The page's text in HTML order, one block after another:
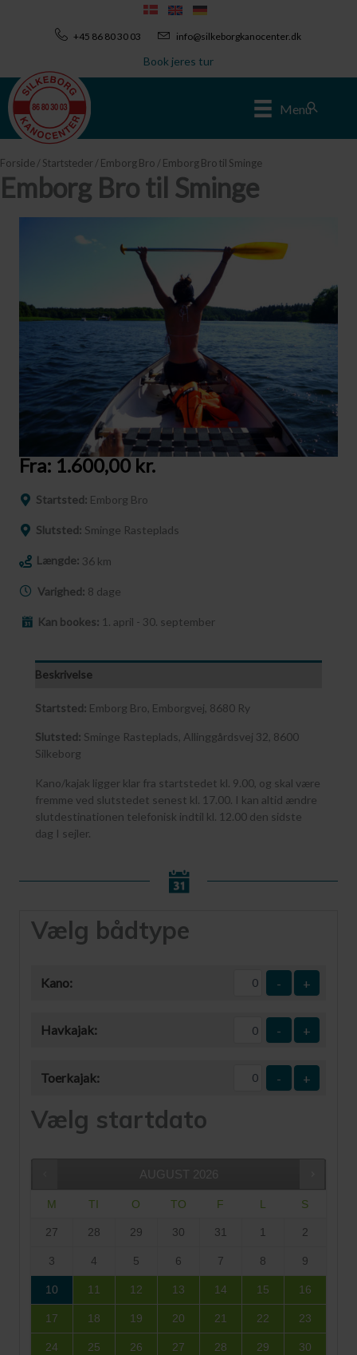
+45 86 80 30 03 info@silkeborgkanocenter.dk
Book jeres tur
Menu
Forside/ Startsteder / Emborg Bro / Emborg Bro til Sminge
Emborg Bro til Sminge
Fra: 1.600,00 kr.
Startsted: Emborg Bro
Slutsted: Sminge Rasteplads
Længde: 36 km
Varighed: 8 dage
Kan bookes: 1. april - 30. september
Beskrivelse
Startsted: Emborg Bro, Emborgvej, 8680 Ry
Slutsted: Sminge Rasteplads, Allinggårdsvej 32, 8600
Silkeborg
Kano/kajak ligger klar fra startstedet kl. 9.00, og skal være
fremme ved slutstedet senest kl. 17.00. I kan altid ændre
slutdestinationen telefonisk indtil kl. 12.00 den sidste
dag I sejler.
Vælg bådtype
Kano: - +
Havkajak: - +
Toerkajak: - +
Vælg startdato
AUGUST 2026
M TI O TO F L S
27 28 29 30 31 1 2
3 4 5 6 7 8 9
10 11 12 13 14 15 16
17 18 19 20 21 22 23
24 25 26 27 28 29 30